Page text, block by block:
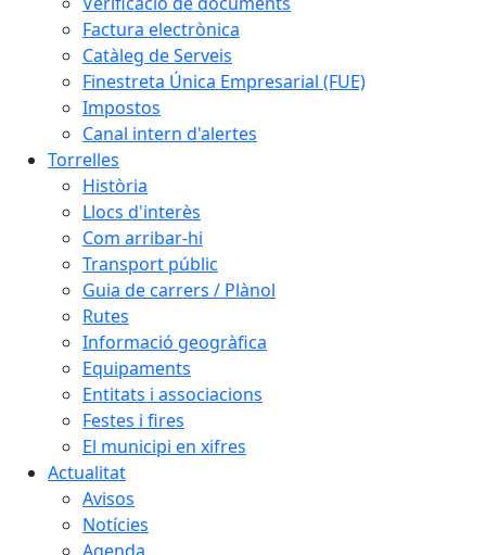
Factura electrònica
Catàleg de Serveis
Finestreta Única Empresarial (FUE)
Impostos
Canal intern d'alertes
Torrelles
Història
Llocs d'interès
Com arribar-hi
Transport públic
Guia de carrers / Plànol
Rutes
Informació geogràfica
Equipaments
Entitats i associacions
Festes i fires
El municipi en xifres
Actualitat
Avisos
Notícies